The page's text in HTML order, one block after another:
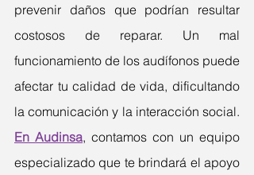
prevenir daños que podrían resultar
costosos de reparar. Un mal
funcionamiento de los audífonos puede
afectar tu calidad de vida, dificultando
En Audinsa, contamos con un equipo
especializado que te brindará el apoyo